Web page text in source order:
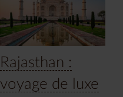
Rajasthan :
voyage de luxe